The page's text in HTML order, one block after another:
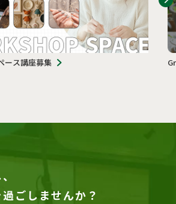
ース講座募集
ごしませんか？